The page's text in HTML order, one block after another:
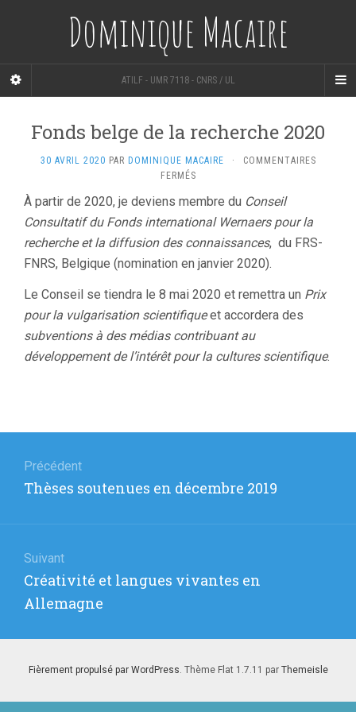
Dominique Macaire
ATILF - UMR 7118 - CNRS / UL
Fonds belge de la recherche 2020
30 AVRIL 2020 PAR DOMINIQUE MACAIRE ·
COMMENTAIRES
FERMÉSSUR
BELGE
DE
RECHERCHE
2020
À partir de 2020, je deviens membre du Conseil
Consultatif du Fonds international Wernaers pour la
recherche et la diffusion des connaissances, du FRS-
FNRS, Belgique (nomination en janvier 2020).
Le Conseil se tiendra le 8 mai 2020 et remettra un Prix
pour la vulgarisation scientifiqueet accordera des
subventions à des médias contribuant au
développement de l’intérêt pour la cultures scientifique.
de
l’article
Précédent
Article
Thèses soutenues en décembre 2019
Suivant
Article
suivant
Créativité et langues vivantes en
Allemagne
Fièrement propulsé par WordPress. Thème Flat 1.7.11 par Themeisle